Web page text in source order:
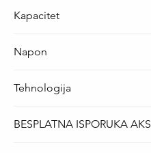
Kapacitet
Napon
Tehnologija
BESPLATNA ISPORUKA AKS